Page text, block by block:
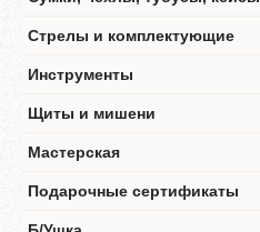
Стрелы и комплектующие
Инструменты
Щиты и мишени
Мастерская
Подарочные сертификаты